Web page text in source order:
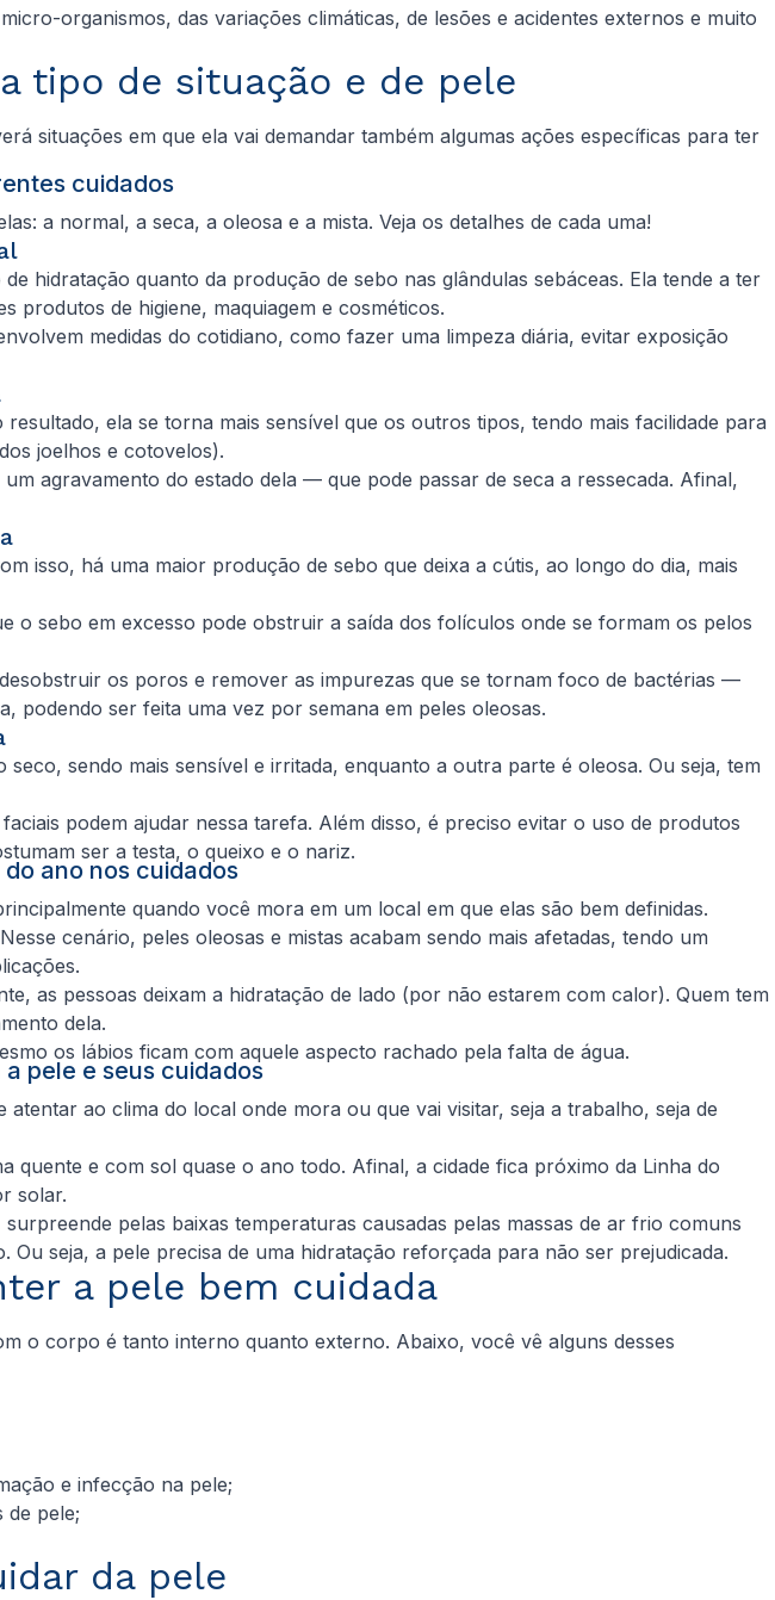
organismos, das variações climáticas, de lesões e acidentes externos e muito
tipo de situação e de pele
situações em que ela vai demandar também algumas ações específicas para ter
cuidados
a normal, a seca, a oleosa e a mista. Veja os detalhes de cada uma!
hidratação quanto da produção de sebo nas glândulas sebáceas. Ela tende a ter
produtos de higiene, maquiagem e cosméticos.
medidas do cotidiano, como fazer uma limpeza diária, evitar exposição
ela se torna mais sensível que os outros tipos, tendo mais facilidade para
joelhos e cotovelos).
agravamento do estado dela — que pode passar de seca a ressecada. Afinal,
isso, há uma maior produção de sebo que deixa a cútis, ao longo do dia, mais
o sebo em excesso pode obstruir a saída dos folículos onde se formam os pelos
os poros e remover as impurezas que se tornam foco de bactérias —
podendo ser feita uma vez por semana em peles oleosas.
sendo mais sensível e irritada, enquanto a outra parte é oleosa. Ou seja, tem
podem ajudar nessa tarefa. Além disso, é preciso evitar o uso de produtos
ser a testa, o queixo e o nariz.
ano nos cuidados
quando você mora em um local em que elas são bem definidas.
cenário, peles oleosas e mistas acabam sendo mais afetadas, tendo um
as pessoas deixam a hidratação de lado (por não estarem com calor). Quem tem
dela.
os lábios ficam com aquele aspecto rachado pela falta de água.
pele e seus cuidados
ao clima do local onde mora ou que vai visitar, seja a trabalho, seja de
quente e com sol quase o ano todo. Afinal, a cidade fica próximo da Linha do
solar.
pelas baixas temperaturas causadas pelas massas de ar frio comuns
seja, a pele precisa de uma hidratação reforçada para não ser prejudicada.
a pele bem cuidada
o corpo é tanto interno quanto externo. Abaixo, você vê alguns desses
e infecção na pele;
de pele;
da pele